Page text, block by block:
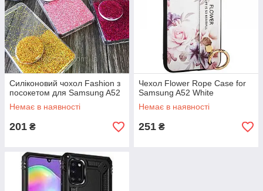
Силіконовий чохол Fashion з
посокетом для Samsung A52
Немає в наявності
201 ₴
Чехол Flower Rope Case for
Samsung A52 White
Немає в наявності
251 ₴